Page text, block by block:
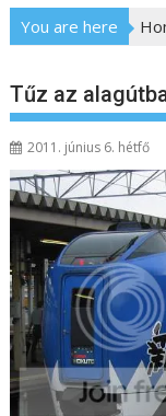
You are here
Tűz az
2011. június 6. hétfő